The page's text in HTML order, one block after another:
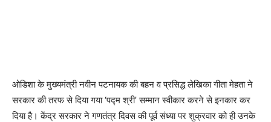
ओडिशा के मुख्यमंत्री नवीन पटनायक की बहन व प्रसिद्ध लेखिका गीता मेहता ने
सरकार की तरफ से दिया गया ‘पद्म श्री’ सम्मान स्वीकार करने से इनकार कर
दिया है। केंद्र सरकार ने गणतंत्र दिवस की पूर्व संध्या पर शुक्रवार को ही उनके